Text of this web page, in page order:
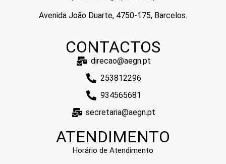
Avenida João Duarte, 4750-175, Barcelos.
CONTACTOS
direcao@aegn.pt
253812296
934565681
secretaria@aegn.pt
ATENDIMENTO
Horário de Atendimento